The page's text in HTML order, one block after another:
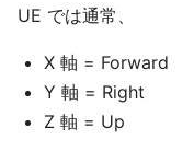
UE では通常、
X 軸 = Forward
Y 軸 = Right
Z 軸 = Up